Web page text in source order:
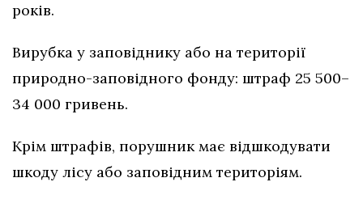
років.
Вирубка у заповіднику або на території
природно-заповідного фонду: штраф 25 500–
34 000 гривень.
Крім штрафів, порушник має відшкодувати
шкоду лісу або заповідним територіям.